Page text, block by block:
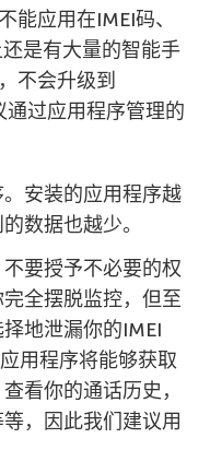
能应用在IMEI码、
是有大量的智能手
不会升级到
过应用程序管理的
安装的应用程序越
数据也越少。
要授予不必要的权
全摆脱监控，但至
地泄漏你的IMEI
用程序将能够获取
看你的通话历史，
，因此我们建议用